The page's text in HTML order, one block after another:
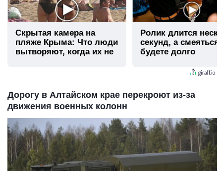
Скрытая камера на
пляже Крыма: Что люди
вытворяют, когда их не
Ролик длится
секунд, а
будете долго
Дорогу в Алтайском крае перекроют из-за
движения военных колонн